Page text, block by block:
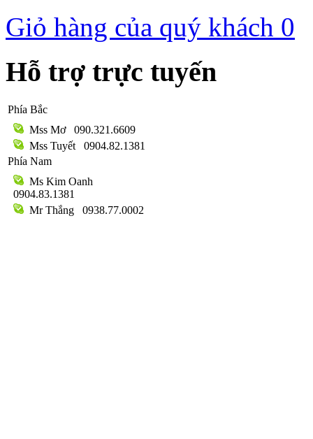
Giỏ hàng của quý khách 0
Hỗ trợ trực tuyến
Phía Bắc
Mss Mơ
090.321.6609
Mss Tuyết
0904.82.1381
Phía Nam
Ms Kim Oanh
0904.83.1381
Mr Thắng
0938.77.0002